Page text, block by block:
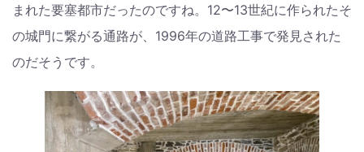
まれた要塞都市だったのですね。12〜13世紀に作られたそ
の城門に繋がる通路が、1996年の道路工事で発見された
のだそうです。